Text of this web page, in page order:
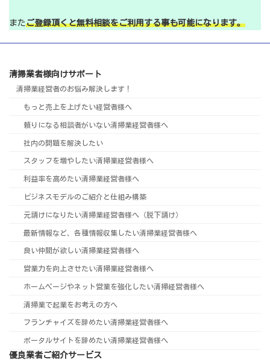
またご登録頂くと無料相談をご利用する事も可能になります。
清掃業者様向けサポート
清掃業経営者のお悩み解決します！
もっと売上を上げたい経営者様へ
頼りになる相談者がいない清掃業経営者様へ
社内の問題を解決したい
スタッフを増やしたい清掃業経営者様へ
利益率を高めたい清掃業経営者様へ
ビジネスモデルのご紹介と仕組み構築
元請けになりたい清掃業経営者様へ（脱下請け）
最新情報など、各種情報収集したい清掃業経営者様へ
良い仲間が欲しい清掃業経営者様へ
営業力を向上させたい清掃業経営者様へ
ホームページやネット営業を強化したい清掃経営者様へ
清掃業で起業をお考えの方へ
フランチャイズを辞めたい清掃業経営者様へ
ポータルサイトを辞めたい清掃業経営者様へ
優良業者ご紹介サービス